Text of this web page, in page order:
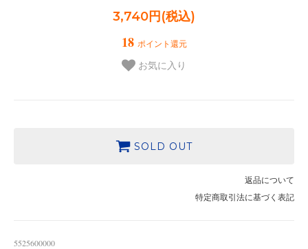
3,740円(税込)
18 ポイント還元
お気に入り
SOLD OUT
返品について
特定商取引法に基づく表記
5525600000